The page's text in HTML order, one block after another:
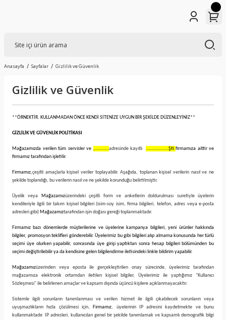
Anasayfa Sayfalar Gizlilik ve Güvenlik
Gizlilik ve Güvenlik
**ÖRNEKTİR. KULLANMADAN ÖNCE KENDİ SİTENİZE UYGUN BİR ŞEKİLDE DÜZENLEYİNİZ**
GİZLİLİK VE GÜVENLİK POLİTİKASI
Mağazamızda verilen tüm servisler ve ,…………adresinde kayıtlı ……………….Şti.firmamıza aittir ve
firmamız tarafından işletilir.
Firmamız,çeşitli amaçlarla kişisel veriler toplayabilir. Aşağıda, toplanan kişisel verilerin nasıl ve ne
şekilde toplandığı, bu verilerin nasıl ve ne şekilde korunduğu belirtilmiştir.
Üyelik veya Mağazamızüzerindeki çeşitli form ve anketlerin doldurulması suretiyle üyelerin
kendileriyle ilgili bir takım kişisel bilgileri (isim-soy isim, firma bilgileri, telefon, adres veya e-posta
adresleri gibi) Mağazamıztarafından işin doğası gereği toplanmaktadır.
Firmamız bazı dönemlerde müşterilerine ve üyelerine kampanya bilgileri, yeni ürünler hakkında
bilgiler, promosyon teklifleri gönderebilir. Üyelerimiz bu gibi bilgileri alıp almama konusunda her türlü
seçimi üye olurken yapabilir, sonrasında üye girişi yaptıktan sonra hesap bilgileri bölümünden bu
seçimi değiştirilebilir ya da kendisine gelen bilgilendirme iletisindeki linkle bildirim yapabilir.
Mağazamızüzerinden veya eposta ile gerçekleştirilen onay sürecinde, üyelerimiz tarafından
mağazamıza elektronik ortamdan iletilen kişisel bilgiler, Üyelerimiz ile yaptığımız "Kullanıcı
Sözleşmesi" ile belirlenen amaçlar ve kapsam dışında üçüncü kişilere açıklanmayacaktır.
Sistemle ilgili sorunların tanımlanması ve verilen hizmet ile ilgili çıkabilecek sorunların veya
uyuşmazlıkların hızla çözülmesi için, Firmamız, üyelerinin IP adresini kaydetmekte ve bunu
kullanmaktadır. IP adresleri, kullanıcıları genel bir şekilde tanımlamak ve kapsamlı demografik bilgi